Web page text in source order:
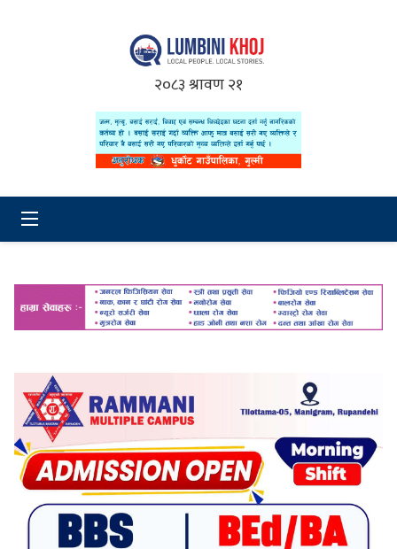
२०८३ श्रावण २१